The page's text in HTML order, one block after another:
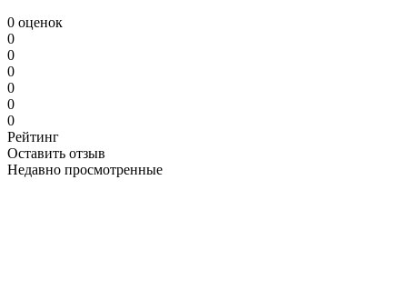
0 оценок
0
0
0
0
0
0
Рейтинг
Оставить отзыв
Недавно просмотренные